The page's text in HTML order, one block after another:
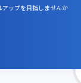
ップを目指しませんか